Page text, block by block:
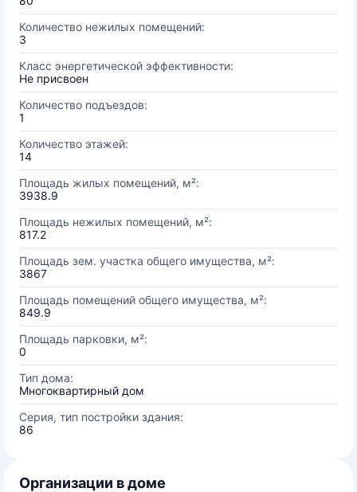
Количество нежилых помещений:
3
Класс энергетической эффективности:
Не присвоен
Количество подъездов:
1
Количество этажей:
14
Площадь жилых помещений, м²:
3938.9
Площадь нежилых помещений, м²:
817.2
Площадь зем. участка общего имущества, м²:
3867
Площадь помещений общего имущества, м²:
849.9
Площадь парковки, м²:
0
Тип дома:
Многоквартирный дом
Серия, тип постройки здания:
86
Организации в доме